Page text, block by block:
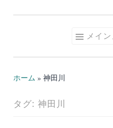
メイ
ホーム » 神田川
タグ: 神田川